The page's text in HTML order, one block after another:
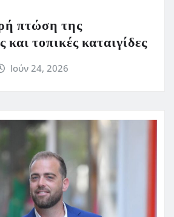
πτώση της
τοπικές καταιγίδες
Ιούν 24, 2026